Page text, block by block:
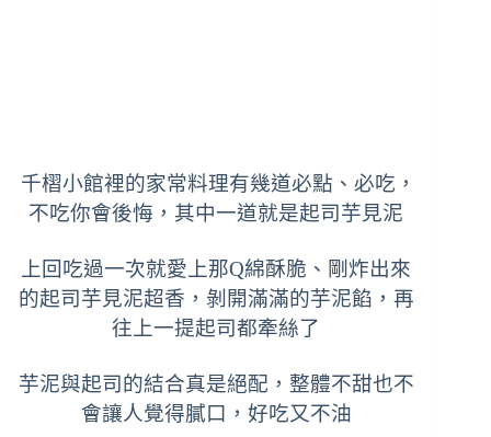
千槢小館裡的家常料理有幾道必點、必吃，
不吃你會後悔，其中一道就是起司芋見泥
上回吃過一次就愛上那Q綿酥脆、 剛炸出來
的起司芋見泥超香，剝開滿滿的芋泥餡，再
往上一提起司都牽絲了
芋泥與起司的結合真是絕配，整體不甜也不
會讓人覺得膩口，好吃又不油